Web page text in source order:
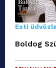
Esti
Boldog